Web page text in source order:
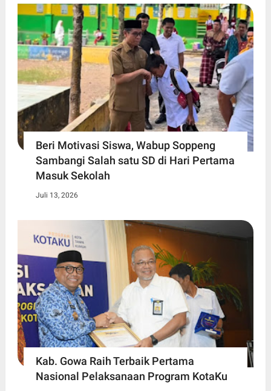
Beri Motivasi Siswa, Wabup Soppeng
Sambangi Salah satu SD di Hari Pertama
Masuk Sekolah
Juli 13, 2026
Kab. Gowa Raih Terbaik Pertama
Nasional Pelaksanaan Program KotaKu